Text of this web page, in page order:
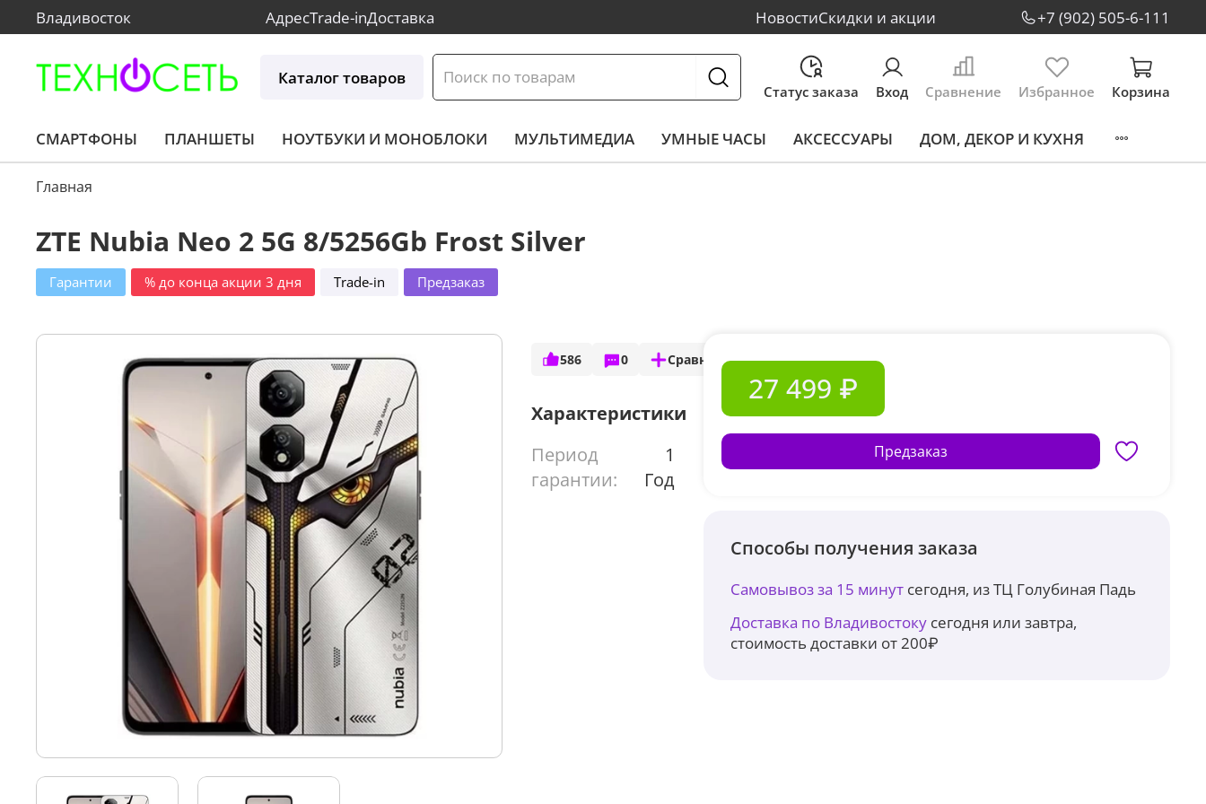
АдресTrade-inДоставка НовостиСкидки и акции
Владивосток +7 (902) 505-6-111
Каталог товаров
Статус заказа Вход Сравнение Избранное Корзина
СМАРТФОНЫ ПЛАНШЕТЫ НОУТБУКИ И МОНОБЛОКИ МУЛЬТИМЕДИА УМНЫЕ ЧАСЫ АКСЕССУАРЫ ДОМ, ДЕКОР И КУХНЯ
Главная
Гарантии % до конца акции 3 дня Trade-in Предзаказ
ZTE Nubia Neo 2 5G 8/5256Gb Frost Silver
586 0 Сравнить
Характеристики
Период
гарантии:
1
Год
27 499 ₽
Предзаказ
Способы получения заказа
Самовывоз за 15 минут сегодня, из ТЦ Голубиная Падь
Доставка по Владивостоку сегодня или завтра,
стоимость доставки от 200₽